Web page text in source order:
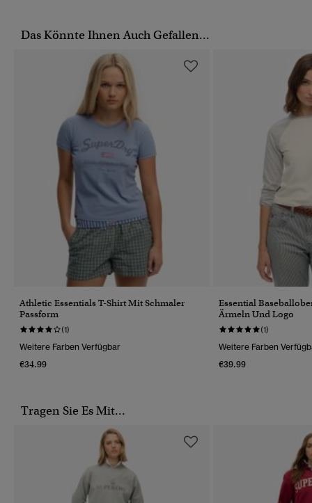
Das Könnte Ihnen Auch Gefallen...
Athletic Essentials T-Shirt Mit Schmaler
Passform
(1)
Weitere Farben Verfügbar
€34.99
Essential
Ärmeln Und Logo
(1)
Weitere Farben
€39.99
Tragen Sie Es Mit...